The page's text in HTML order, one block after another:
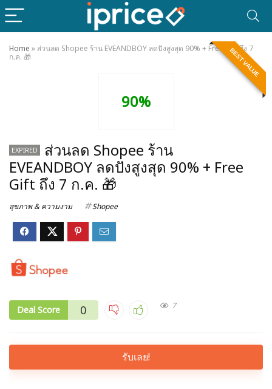
Home » ส่วนลด Shopee ร้าน EVEANDBOY ลดปังสูงสุด 90% + Free Gift ถึง 7
ก.ค. 🎁
BEST VALUE
90%
EXPIRED
ส่วนลด Shopee ร้าน
EVEANDBOY ลดปังสูงสุด 90% + Free
Gift ถึง 7 ก.ค. 🎁
สุขภาพ & ความงาม Shopee
Deal Score 0 7
รับเลย!